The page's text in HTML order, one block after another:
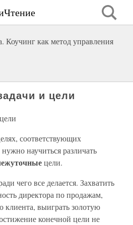
Коучинг как метод управления
и цели
соответствующих
научиться различать
цели.
чего все делается. Захватить
директора по продажам,
клиента, выиграть золотую
конечной цели не